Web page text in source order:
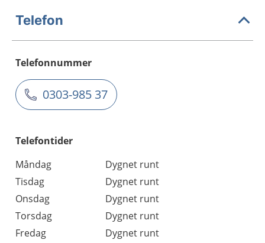
Telefon
Telefonnummer
0303-985 37
Telefontider
Måndag
Dygnet runt
Tisdag
Dygnet runt
Onsdag
Dygnet runt
Torsdag
Dygnet runt
Fredag
Dygnet runt